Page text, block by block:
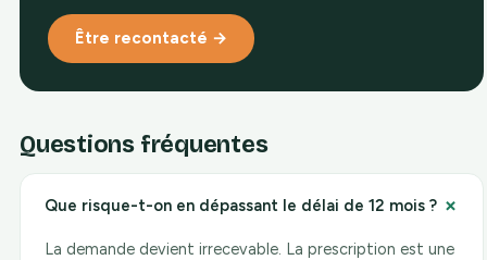
Être recontacté →
Questions fréquentes
Que risque-t-on en dépassant le délai de 12 mois ?+
La demande devient irrecevable. La prescription est une